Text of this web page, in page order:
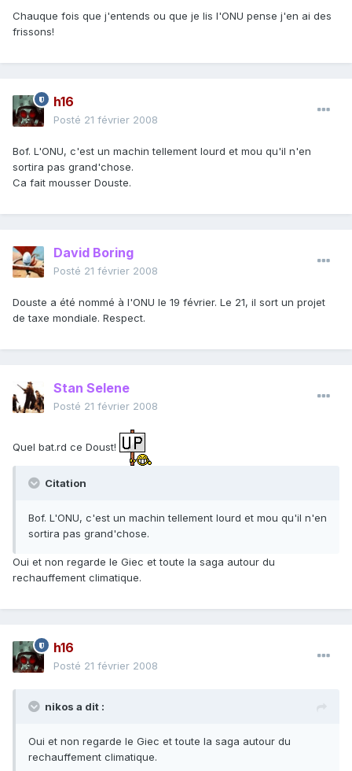
Chauque fois que j'entends ou que je lis l'ONU pense j'en ai des
frissons!
h16
Posté 21 février 2008
Bof. L'ONU, c'est un machin tellement lourd et mou qu'il n'en
sortira pas grand'chose.
Ca fait mousser Douste.
David Boring
Posté 21 février 2008
Douste a été nommé à l'ONU le 19 février. Le 21, il sort un projet
de taxe mondiale. Respect.
Stan Selene
Posté 21 février 2008
Quel bat.rd ce Doust!
Citation
Bof. L'ONU, c'est un machin tellement lourd et mou qu'il n'en
sortira pas grand'chose.
Oui et non regarde le Giec et toute la saga autour du
rechauffement climatique.
h16
Posté 21 février 2008
nikos a dit :
Oui et non regarde le Giec et toute la saga autour du
rechauffement climatique.